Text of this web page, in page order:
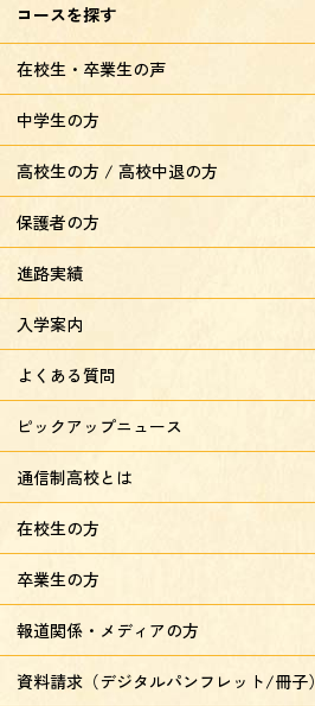
コースを探す
在校生・卒業生の声
中学生の方
高校生の方 / 高校中退の方
保護者の方
進路実績
入学案内
よくある質問
ピックアップニュース
通信制高校とは
在校生の方
卒業生の方
報道関係・メディアの方
資料請求（デジタルパンフレット/冊子）